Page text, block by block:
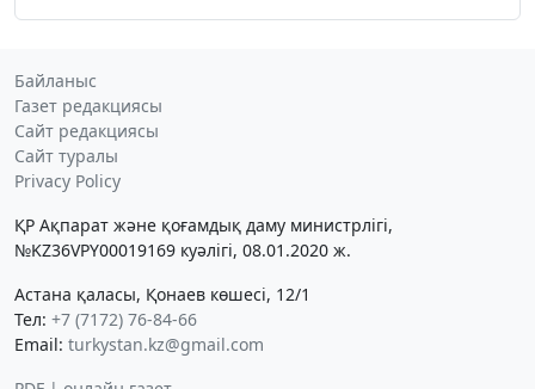
Байланыс
Газет редакциясы
Сайт редакциясы
Сайт туралы
Privacy Policy
ҚР Ақпарат және қоғамдық даму министрлігі,
№KZ36VPY00019169 куәлігі, 08.01.2020 ж.
Астана қаласы, Қонаев көшесі, 12/1
Тел: +7 (7172) 76-84-66
Email: turkystan.kz@gmail.com